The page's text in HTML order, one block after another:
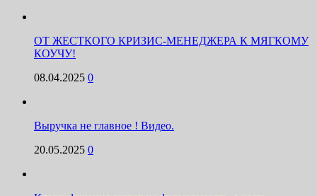
ОТ ЖЕСТКОГО КРИЗИС-МЕНЕДЖЕРА К МЯГКОМУ
КОУЧУ!
08.04.2025 0
Выручка не главное ! Видео.
20.05.2025 0